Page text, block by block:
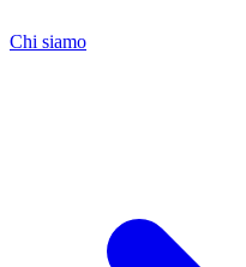
Chi siamo